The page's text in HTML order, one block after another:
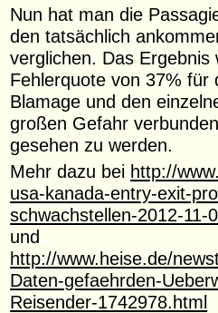
Nun hat man die
den tatsächlich
verglichen. Das Ergebnis
Fehlerquote von 37% für
Blamage und den
großen Gefahr
gesehen zu werden.
Mehr dazu bei http://
usa-kanada-entry-exit-
schwachstellen-2012-11-
und
http://www.heise.de/
Daten-gefaehrden-
Reisender-1742978.html